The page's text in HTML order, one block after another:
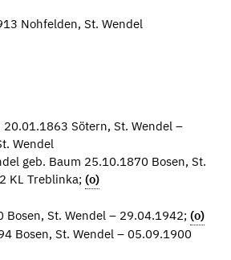
Nohfelden, St. Wendel
20.01.1863 Sötern, St. Wendel –
Wendel
geb. Baum 25.10.1870 Bosen, St.
KL Treblinka; (o)
Bosen, St. Wendel – 29.04.1942; (o)
Bosen, St. Wendel – 05.09.1900